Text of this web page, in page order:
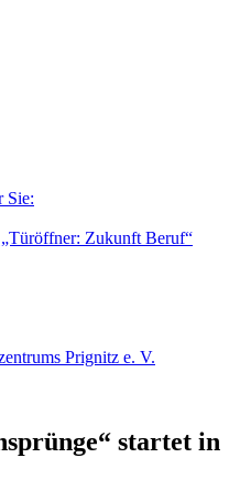
Sie:
Zukunft Beruf“
Prignitz e. V.
startet in